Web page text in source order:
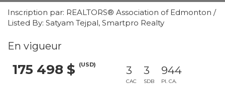
Inscription par: REALTORS® Association of Edmonton /
Listed By: Satyam Tejpal, Smartpro Realty
En vigueur
175 498 $ (USD) 3
CAC
3
SDB
944
PI. CA.